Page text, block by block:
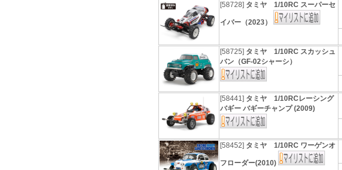
[58728] タミヤ 1/10RC スーパーセ
イバー（2023）
[58725] タミヤ 1/10RC スカッシュ
バン（GF-02シャーシ）
[58441] タミヤ 1/10RCレーシング
バギー バギーチャンプ (2009)
[58452] タミヤ 1/10RC ワーゲンオ
フローダー(2010)